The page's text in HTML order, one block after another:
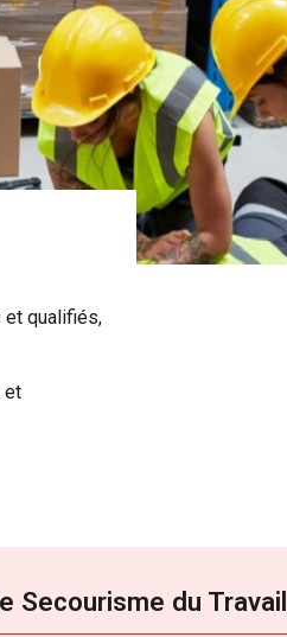
et qualifiés,
et
Secourisme du Travail